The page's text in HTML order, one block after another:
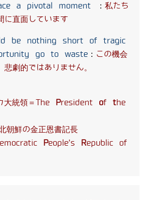
a pivotal moment ： 私たち
に直面しています
be nothing short of tragic
go to waste ： この機会
悲劇的ではありません。
大統領＝The President of the
朝鮮の金正恩書記長
emocratic People’s Republic of